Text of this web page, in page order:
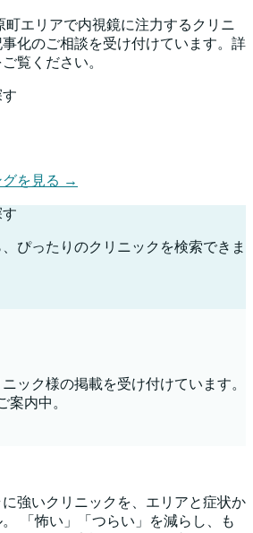
町エリアで内視鏡に注力するクリニ
化のご相談を受け付けています。詳
ご覧ください。
グを見る →
ぴったりのクリニックを検索できま
ック様の掲載を受け付けています。
案内中。
強いクリニックを、エリアと症状か
「怖い」「つらい」を減らし、も